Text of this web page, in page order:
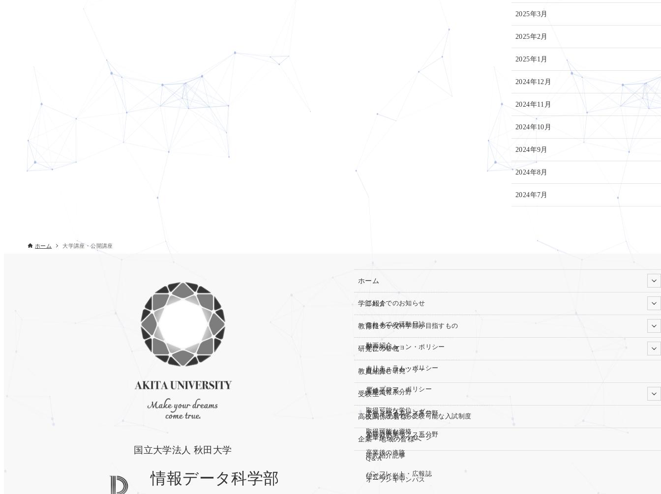
2025年3月
2025年2月
2025年1月
2024年12月
2024年11月
2024年10月
2024年9月
2024年8月
2024年7月
ホーム 大学講座・公開講座
国立大学法人 秋田大学
情報データ科学部
ホーム
これまでのお知らせ
これまでの活動日誌
動画紹介
学部紹介
情報データ科学部が目指すもの
アドミッション・ポリシー
カリキュラム・ポリシー
ディプロマ・ポリシー
取得可能な学位
取得可能な資格
卒業後の進路
パンフレット・広報誌
教育について
学びの特色
カリキュラムツリー
履修モデル
キャンパスカレンダー
ミニ講義動画
研究について
取り組む研究
人間情報系分野
データサイエンス系分野
知能ロボティクス系分野
研究紹介記事
研究紹介動画
教員紹介
受験生へ
文系・理系でも受験可能な入試制度
先輩からのメッセージ
Q＆A
オープンキャンパス
高校関係の皆様へ
企業・地域の皆様へ